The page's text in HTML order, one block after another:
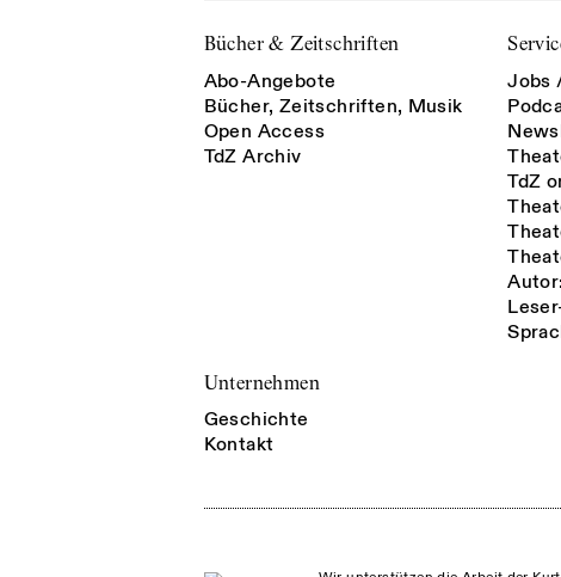
Bücher & Zeitschriften
Abo-Angebote
Bücher, Zeitschriften, Musik
Open Access
TdZ Archiv
Jobs
TdZ
Unternehmen
Geschichte
Kontakt